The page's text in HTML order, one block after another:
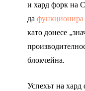
и хард форк на
да функционира
като донесе
блокчейна.
Успехът на